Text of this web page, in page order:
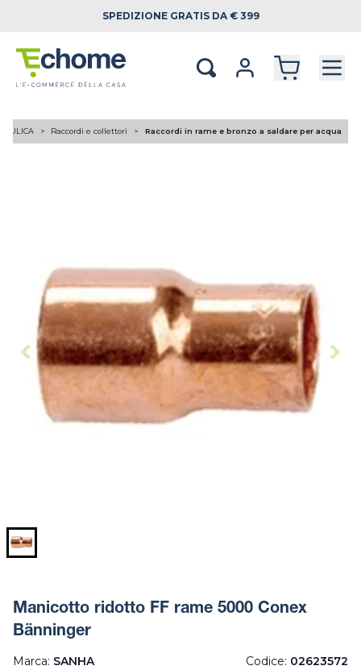
SPEDIZIONE GRATIS DA € 399
Raccordi e collettori Raccordi in rame e bronzo a saldare per acqua
Manicotto ridotto FF rame 5000 Conex
Bänninger
Marca: SANHA Codice: 02623572